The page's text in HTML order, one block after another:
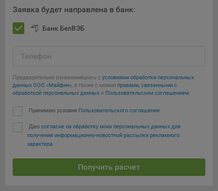
Заявка будет направлена в банк:
Банк БелВЭБ
Телефон
Предварительно ознакомившись с условиями обработки персональных
данных ООО «Майфин», а также с моими правами, связанными с
обработкой персональных данных и Пользовательским соглашением:
Принимаю условия Пользовательского соглашения
Даю согласие на обработку моих персональных данных для
получения информационно-новостной рассылки рекламного
характера
Получить расчет